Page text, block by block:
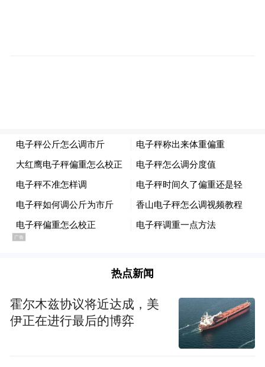
苏打问Sodask不仅致力于打造更加完美的产
品， 还积极与各个高校合作，打造Sodask校
园“答“使的形象。”校园答“使“的设置不仅是
加强我们与各个大学的联系、打造我们的品
交圈、提升自我能力的机会。”冯渊翔说，
“我们每年都会给优秀的校园”答“使丰厚的物
质奖励，而且为了增加校园”答“使的社交力
热点新闻
霍尔木兹协议将近达成，美
伊正在进行最后的博弈